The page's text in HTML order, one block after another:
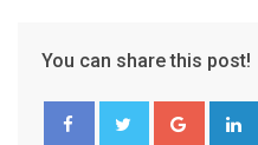
You can share this post!
Google+